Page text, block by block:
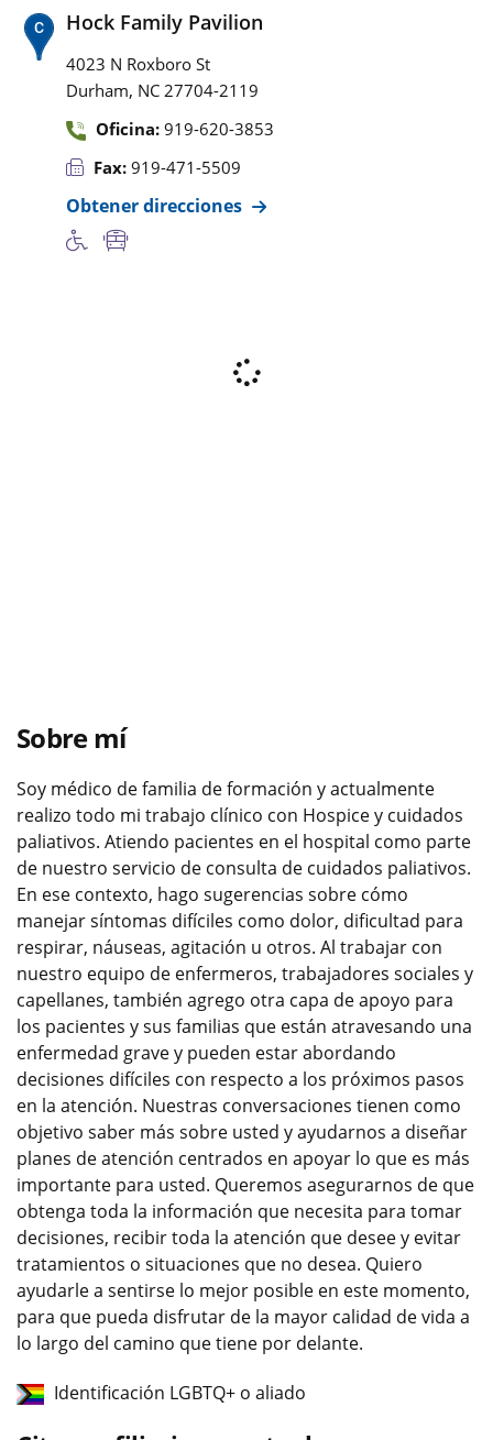
Hock Family Pavilion
4023 N Roxboro St
Durham, NC 27704-2119
Oficina: 919-620-3853
Fax: 919-471-5509
Obtener direcciones
Sobre mí
Soy médico de familia de formación y actualmente
realizo todo mi trabajo clínico con Hospice y cuidados
paliativos. Atiendo pacientes en el hospital como parte
de nuestro servicio de consulta de cuidados paliativos.
En ese contexto, hago sugerencias sobre cómo
manejar síntomas difíciles como dolor, dificultad para
respirar, náuseas, agitación u otros. Al trabajar con
nuestro equipo de enfermeros, trabajadores sociales y
capellanes, también agrego otra capa de apoyo para
los pacientes y sus familias que están atravesando una
enfermedad grave y pueden estar abordando
decisiones difíciles con respecto a los próximos pasos
en la atención. Nuestras conversaciones tienen como
objetivo saber más sobre usted y ayudarnos a diseñar
planes de atención centrados en apoyar lo que es más
importante para usted. Queremos asegurarnos de que
obtenga toda la información que necesita para tomar
decisiones, recibir toda la atención que desee y evitar
tratamientos o situaciones que no desea. Quiero
ayudarle a sentirse lo mejor posible en este momento,
para que pueda disfrutar de la mayor calidad de vida a
lo largo del camino que tiene por delante.
Identificación LGBTQ+ o aliado